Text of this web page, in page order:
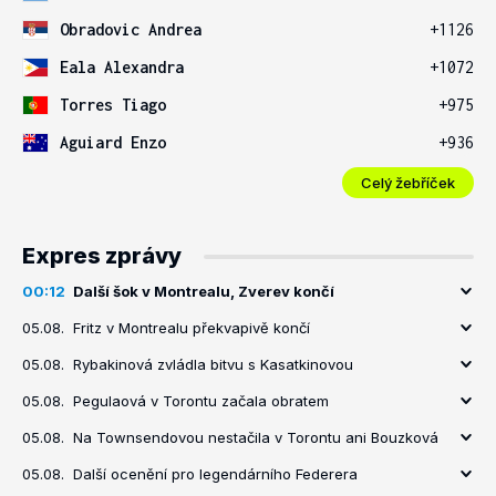
Obradovic Andrea
+1126
Eala Alexandra
+1072
Torres Tiago
+975
Aguiard Enzo
+936
Celý žebříček
Expres zprávy
00:12 Další šok v Montrealu, Zverev končí
05.08. Fritz v Montrealu překvapivě končí
05.08. Rybakinová zvládla bitvu s Kasatkinovou
05.08. Pegulaová v Torontu začala obratem
05.08. Na Townsendovou nestačila v Torontu ani Bouzková
05.08. Další ocenění pro legendárního Federera